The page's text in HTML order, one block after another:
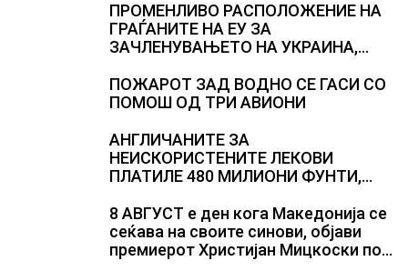
ПРОМЕНЛИВО РАСПОЛОЖЕНИЕ НА
ГРАЃАНИТЕ НА ЕУ ЗА
ЗАЧЛЕНУВАЊЕТО НА УКРАИНА,
Полска, Франција и Германија
ПОЖАРОТ ЗАД ВОДНО СЕ ГАСИ СО
ПОМОШ ОД ТРИ АВИОНИ
АНГЛИЧАНИТЕ ЗА
НЕИСКОРИСТЕНИТЕ ЛЕКОВИ
ПЛАТИЛЕ 480 МИЛИОНИ ФУНТИ,
само лекови што навистина им се
потребни
8 АВГУСТ е ден кога Македонија се
сеќава на своите синови, објави
премиерот Христијан Мицкоски по